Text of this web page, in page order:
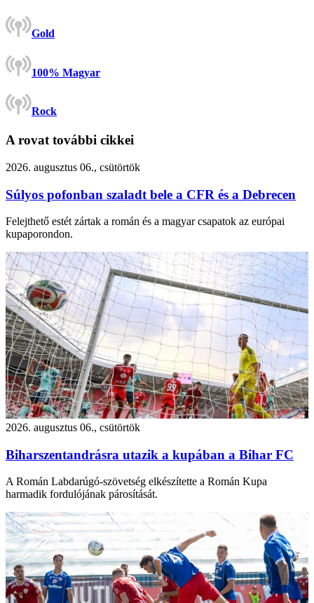
Gold
100% Magyar
Rock
A rovat további cikkei
2026. augusztus 06., csütörtök
Súlyos pofonban szaladt bele a CFR és a Debrecen
Felejthető estét zártak a román és a magyar csapatok az európai
kupaporondon.
2026. augusztus 06., csütörtök
Biharszentandrásra utazik a kupában a Bihar FC
A Román Labdarúgó-szövetség elkészítette a Román Kupa
harmadik fordulójának párosítását.